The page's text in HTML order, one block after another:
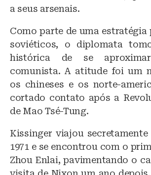
a seus arsenais.
Como parte de uma estratégia
soviéticos, o diplomata
histórica de se
comunista. A atitude foi um
os chineses e os norte-
cortado contato após a
de Mao Tsé-Tung.
Kissinger viajou secretamente
1971 e se encontrou com o
Zhou Enlai, pavimentando o